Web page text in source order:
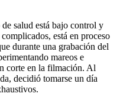
de salud está bajo control y
está en proceso
durante una grabación del
mareos e
corte en la filmación. Al
decidió tomarse un día